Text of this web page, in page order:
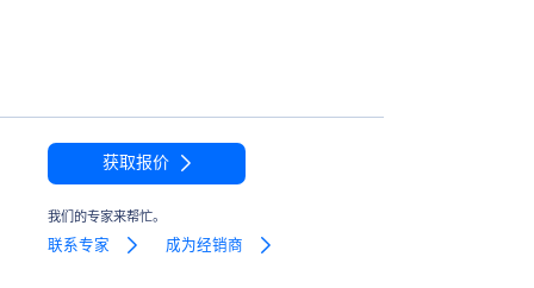
获取报价
我们的专家来帮忙。
联系专家 成为经销商